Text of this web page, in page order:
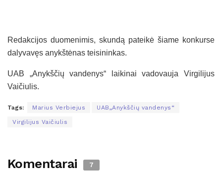
Redakcijos duomenimis, skundą pateikė šiame konkurse
dalyvavęs anykštėnas teisininkas.
UAB „Anykščių vandenys“ laikinai vadovauja Virgilijus
Vaičiulis.
Tags: Marius Verbiejus UAB„Anykščių vandenys“
Virgilijus Vaičiulis
Komentarai 7